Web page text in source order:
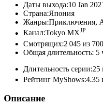
Даты выхода:10 Jan
Страна:Япония
Жанры:Приключения,
Канал:Tokyo MXJP
Смотрящих:2 045 из
Общая длительность: 5
Длительность
Рейтинг MyShows:4.35
Описание